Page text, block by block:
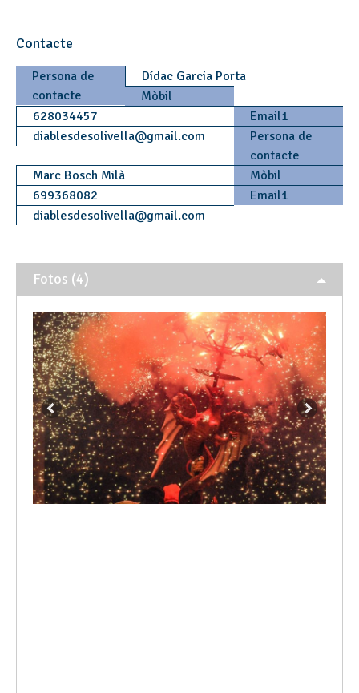
Contacte
Persona de
contacte
Dídac Garcia Porta
Mòbil
628034457
Email1
diablesdesolivella@gmail.com
Persona de
contacte
Marc Bosch Milà
Mòbil
699368082
Email1
diablesdesolivella@gmail.com
Fotos (4)